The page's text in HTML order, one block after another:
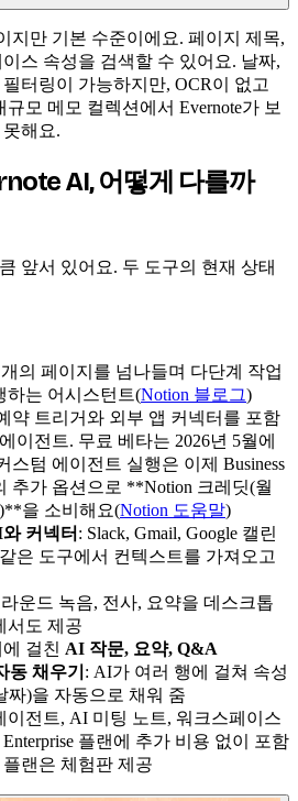
지만 기본 수준이에요. 페이지 제목,
스 속성을 검색할 수 있어요. 날짜,
터링이 가능하지만, OCR이 없고
모 메모 컬렉션에서 Evernote가 보
해요.
AI, 어떻게 다를까
앞서 있어요. 두 도구의 현재 상태
의 페이지를 넘나들며 다단계 작업
하는 어시스턴트(Notion 블로그)
약 트리거와 외부 앱 커넥터를 포함
이전트. 무료 베타는 2026년 5월에
스텀 에이전트 실행은 이제 Business
추가 옵션으로 **Notion 크레딧(월
을 소비해요(Notion 도움말)
커넥터 : Slack, Gmail, Google 캘린
같은 도구에서 컨텍스트를 가져오고
운드 녹음, 전사, 요약을 데스크톱
서도 제공
걸친 AI 작문, 요약, Q&A
채우기 : AI가 여러 행에 걸쳐 속성
짜)을 자동으로 채워 줌
이전트, AI 미팅 노트, 워크스페이스
플랜에 추가 비용 없이 포함
랜은 체험판 제공